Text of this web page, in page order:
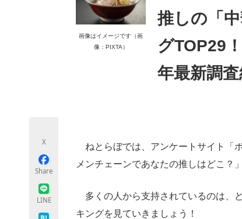
ITエンジニア向け専門サイト
ちょっと気になるネットの話題
画像はイメージです（画
像：PIXTA）
推しの「
グTOP29
年最新調査
X
Share
LINE
ねとらぼでは、アンケートサイト「
メンチェーンであなたの推しはどこ？
多くの人から支持されているのは、
キングを見ていきましょう！